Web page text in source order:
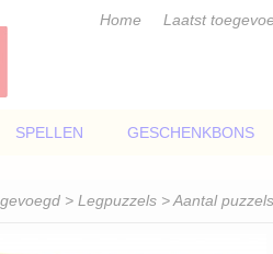
Home Laatst
SPELLEN GESCHENKBONS
> Legpuzzels >Aantal